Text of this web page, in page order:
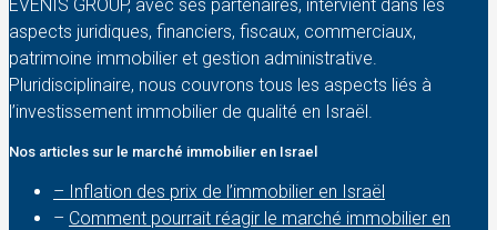
EVENIS GROUP, avec ses partenaires, intervient dans les
aspects juridiques, financiers, fiscaux, commerciaux,
patrimoine immobilier et gestion administrative.
Pluridisciplinaire, nous couvrons tous les aspects liés à
l’investissement immobilier de qualité en Israël.
Nos articles sur le marché immobilier en Israel
– Inflation des prix de l’immobilier en Israël
– Comment pourrait réagir le marché immobilier en